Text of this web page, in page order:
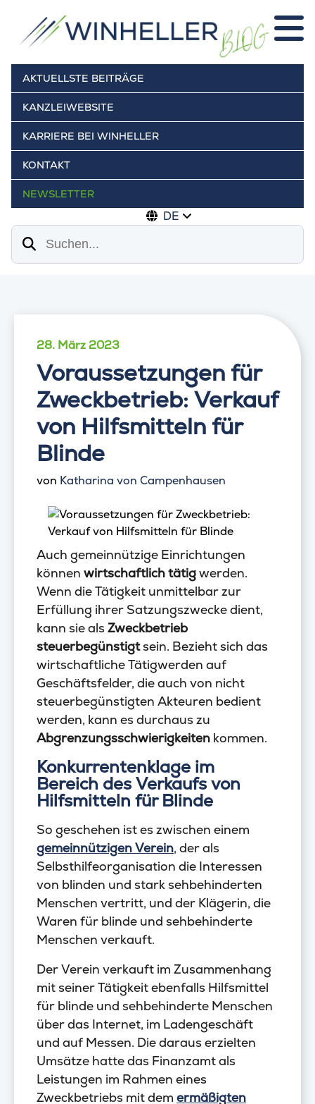
AKTUELLSTE BEITRÄGE
KANZLEIWEBSITE
KARRIERE BEI WINHELLER
KONTAKT
NEWSLETTER
DE
Suchen
28. März 2023
Voraussetzungen für
Zweckbetrieb: Verkauf
von Hilfsmitteln für
Blinde
von Katharina von Campenhausen
Auch gemeinnützige Einrichtungen
können wirtschaftlich tätigwerden.
Wenn die Tätigkeit unmittelbar zur
Erfüllung ihrer Satzungszwecke dient,
kann sie alsZweckbetrieb
steuerbegünstigtsein. Bezieht sich das
wirtschaftliche Tätigwerden auf
Geschäftsfelder, die auch von nicht
steuerbegünstigten Akteuren bedient
werden, kann es durchaus zu
Abgrenzungsschwierigkeiten kommen.
Konkurrentenklage im
Bereich des Verkaufs von
Hilfsmitteln für Blinde
So geschehen ist es zwischen einem
gemeinnützigen Verein, der als
Selbsthilfeorganisation die Interessen
von blinden und stark sehbehinderten
Menschen vertritt, und der Klägerin, die
Waren für blinde und sehbehinderte
Menschen verkauft.
Der Verein verkauft im Zusammenhang
mit seiner Tätigkeit ebenfalls Hilfsmittel
für blinde und sehbehinderte Menschen
über das Internet, im Ladengeschäft
und auf Messen. Die daraus erzielten
Umsätze hatte das Finanzamt als
Leistungen im Rahmen eines
Zweckbetriebs mit dem ermäßigten